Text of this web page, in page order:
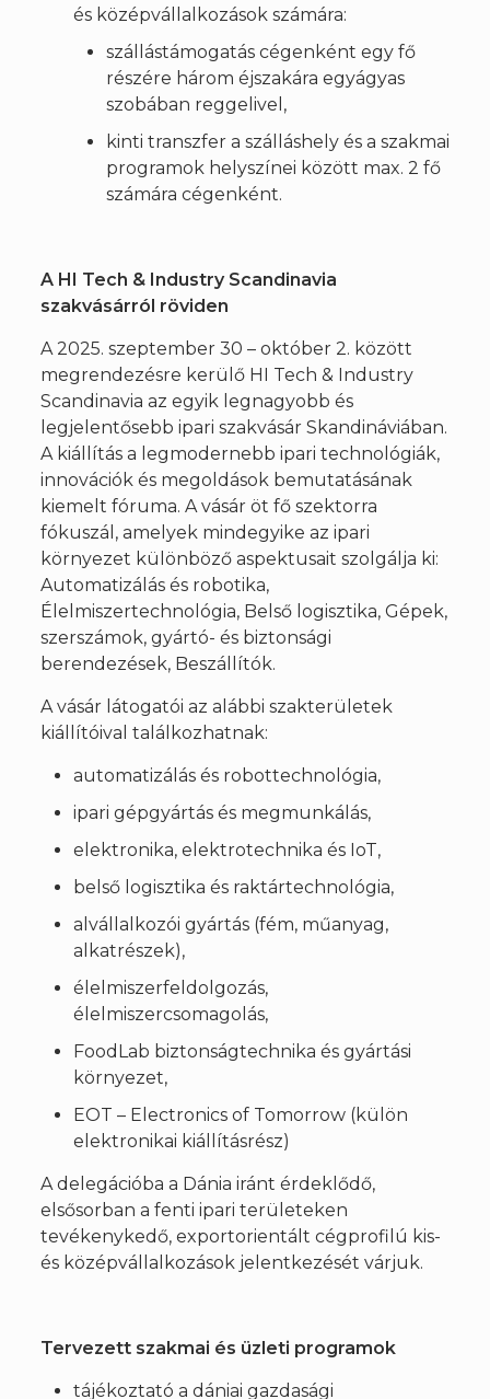
és középvállalkozások számára:
szállástámogatás cégenként egy fő
részére három éjszakára egyágyas
szobában reggelivel,
kinti transzfer a szálláshely és a szakmai
programok helyszínei között max. 2 fő
számára cégenként.
A HI Tech & Industry Scandinavia
szakvásárról röviden
A 2025. szeptember 30 – október 2. között
megrendezésre kerülő HI Tech & Industry
Scandinavia az egyik legnagyobb és
legjelentősebb ipari szakvásár Skandináviában.
A kiállítás a legmodernebb ipari technológiák,
innovációk és megoldások bemutatásának
kiemelt fóruma. A vásár öt fő szektorra
fókuszál, amelyek mindegyike az ipari
környezet különböző aspektusait szolgálja ki:
Automatizálás és robotika,
Élelmiszertechnológia, Belső logisztika, Gépek,
szerszámok, gyártó- és biztonsági
berendezések, Beszállítók.
A vásár látogatói az alábbi szakterületek
kiállítóival találkozhatnak:
automatizálás és robottechnológia,
ipari gépgyártás és megmunkálás,
elektronika, elektrotechnika és IoT,
belső logisztika és raktártechnológia,
alvállalkozói gyártás (fém, műanyag,
alkatrészek),
élelmiszerfeldolgozás,
élelmiszercsomagolás,
FoodLab biztonságtechnika és gyártási
környezet,
EOT – Electronics of Tomorrow (külön
elektronikai kiállításrész)
A delegációba a Dánia iránt érdeklődő,
elsősorban a fenti ipari területeken
tevékenykedő, exportorientált cégprofilú kis-
és középvállalkozások jelentkezését várjuk.
Tervezett szakmai és üzleti programok
tájékoztató a dániai gazdasági